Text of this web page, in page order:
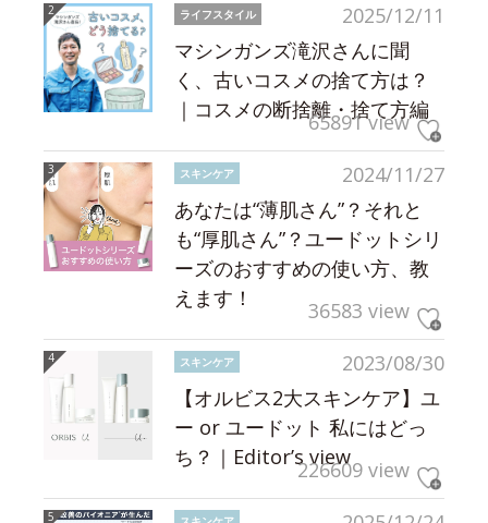
2025/12/11
ライフスタイル
マシンガンズ滝沢さんに聞
く、古いコスメの捨て方は？
｜コスメの断捨離・捨て方編
65891 view
2024/11/27
スキンケア
あなたは“薄肌さん”？それと
も“厚肌さん”？ユードットシリ
ーズのおすすめの使い方、教
えます！
36583 view
2023/08/30
スキンケア
【オルビス2大スキンケア】ユ
ー or ユードット 私にはどっ
ち？｜Editor’s view226609 view